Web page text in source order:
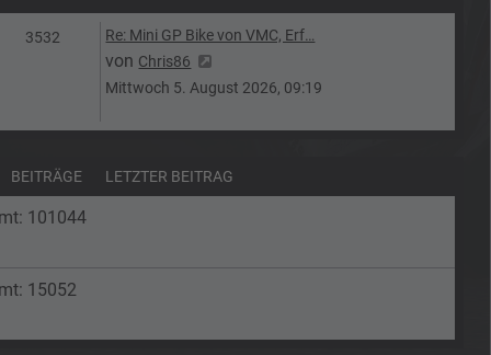
3532 BeiträgeLetzter Beitrag
Re: Mini GP Bike von VMC, Erf…
von Chris86
Mittwoch 5. August 2026, 09:19
BEITRÄGE LETZTER BEITRAG
101044
15052